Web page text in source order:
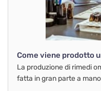
Come viene prodotto
La produzione di rimedi
fatta in gran parte a